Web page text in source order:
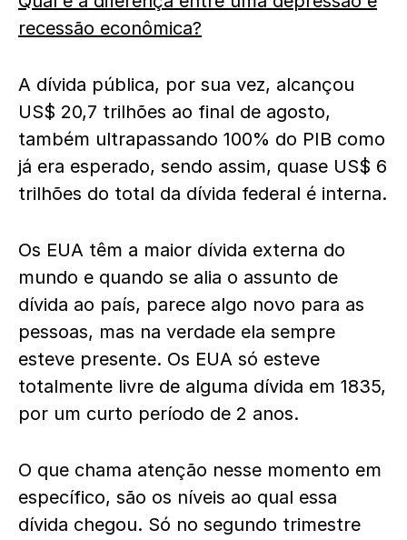
recessão econômica?
A dívida pública, por sua vez, alcançou
US$ 20,7 trilhões ao final de agosto,
também ultrapassando 100% do PIB como
já era esperado, sendo assim, quase US$ 6
trilhões do total da dívida federal é interna.
Os EUA têm a maior dívida externa do
mundo e quando se alia o assunto de
dívida ao país, parece algo novo para as
pessoas, mas na verdade ela sempre
esteve presente. Os EUA só esteve
totalmente livre de alguma dívida em 1835,
por um curto período de 2 anos.
O que chama atenção nesse momento em
específico, são os níveis ao qual essa
dívida chegou. Só no segundo trimestre